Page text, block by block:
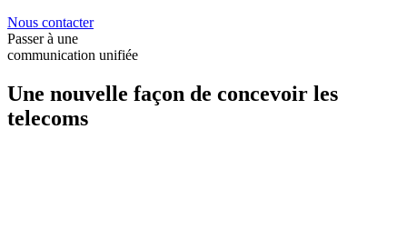
Nous contacter
Passer à une
communication unifiée
Une nouvelle façon de concevoir les
telecoms